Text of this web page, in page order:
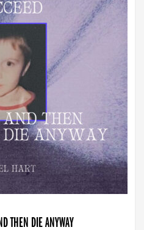
THEN DIE ANYWAY